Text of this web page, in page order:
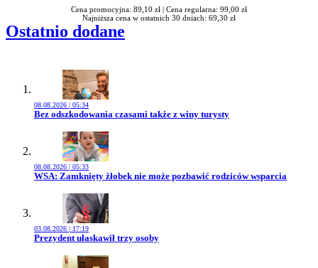
Cena promocyjna: 89,10 zł | Cena regularna: 99,00 zł
Najniższa cena w ostatnich 30 dniach: 69,30 zł
Ostatnio dodane
08.08.2026 | 05:34
Przejdź do artykułu:
Bez odszkodowania czasami także z winy turysty
08.08.2026 | 05:33
Przejdź do artykułu:
WSA: Zamknięty żłobek nie może pozbawić rodziców wsparcia
03.08.2026 | 17:19
Przejdź do artykułu:
Prezydent ułaskawił trzy osoby